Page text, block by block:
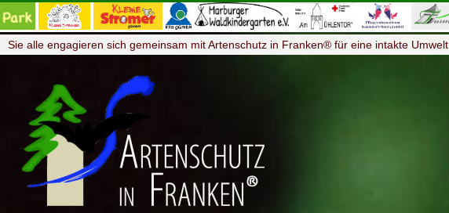
Sie alle engagieren sich gemeinsam mit Artenschutz in Franken® für eine intakte Umwelt